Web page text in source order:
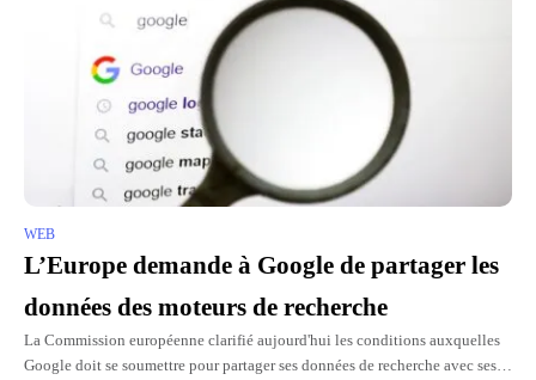
WEB
L’Europe demande à Google de partager les
données des moteurs de recherche
La Commission européenne clarifié aujourd'hui les conditions auxquelles
Google doit se soumettre pour partager ses données de recherche avec ses